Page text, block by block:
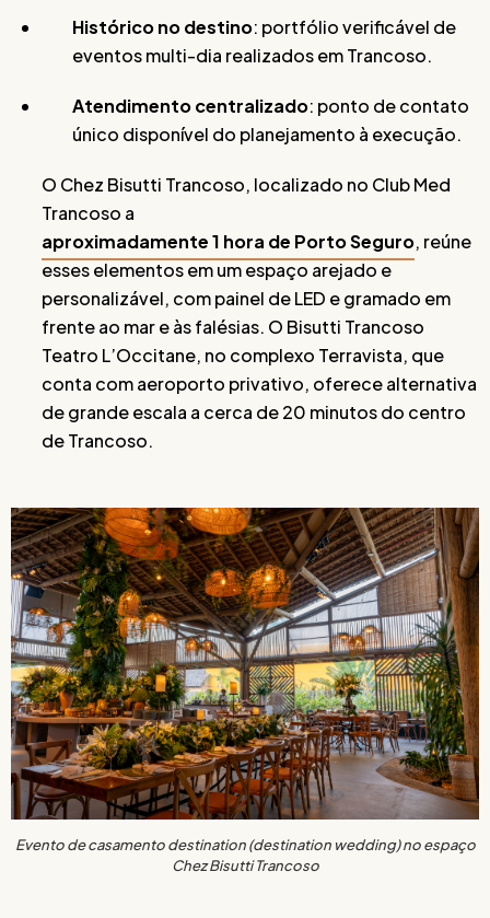
Histórico no destino: portfólio verificável de
eventos multi-dia realizados em Trancoso.
Atendimento centralizado: ponto de contato
único disponível do planejamento à execução.
O Chez Bisutti Trancoso, localizado no Club Med
Trancoso a
aproximadamente 1 hora de Porto Seguro, reúne
esses elementos em um espaço arejado e
personalizável, com painel de LED e gramado em
frente ao mar e às falésias. O Bisutti Trancoso
Teatro L’Occitane, no complexo Terravista, que
conta com aeroporto privativo, oferece alternativa
de grande escala a cerca de 20 minutos do centro
de Trancoso.
Evento de casamento destination (destination wedding) no espaço
Chez Bisutti Trancoso